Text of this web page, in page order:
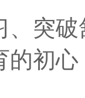
、突
的初